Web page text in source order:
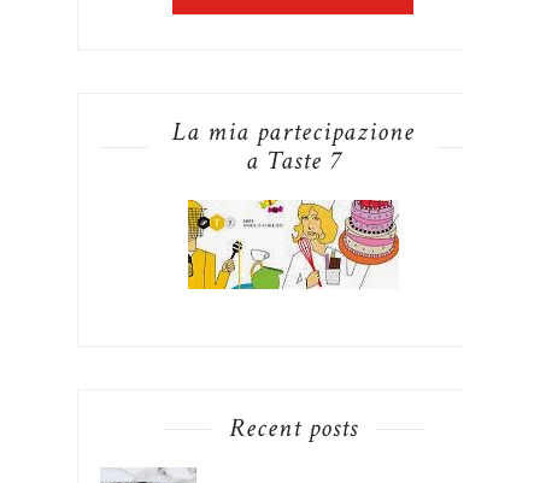
La mia partecipazione
a Taste 7
Recent posts